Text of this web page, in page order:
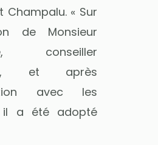
Champalu. « Sur
de Monsieur
conseiller
et après
avec les
il a été adopté